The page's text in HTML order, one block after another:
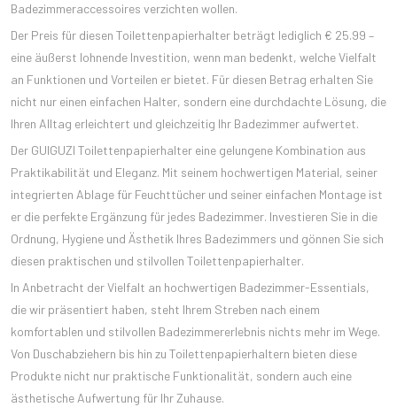
Badezimmeraccessoires verzichten wollen.
Der Preis für diesen Toilettenpapierhalter beträgt lediglich € 25.99 –
eine äußerst lohnende Investition, wenn man bedenkt, welche Vielfalt
an Funktionen und Vorteilen er bietet. Für diesen Betrag erhalten Sie
nicht nur einen einfachen Halter, sondern eine durchdachte Lösung, die
Ihren Alltag erleichtert und gleichzeitig Ihr Badezimmer aufwertet.
Der GUIGUZI Toilettenpapierhalter eine gelungene Kombination aus
Praktikabilität und Eleganz. Mit seinem hochwertigen Material, seiner
integrierten Ablage für Feuchttücher und seiner einfachen Montage ist
er die perfekte Ergänzung für jedes Badezimmer. Investieren Sie in die
Ordnung, Hygiene und Ästhetik Ihres Badezimmers und gönnen Sie sich
diesen praktischen und stilvollen Toilettenpapierhalter.
In Anbetracht der Vielfalt an hochwertigen Badezimmer-Essentials,
die wir präsentiert haben, steht Ihrem Streben nach einem
komfortablen und stilvollen Badezimmererlebnis nichts mehr im Wege.
Von Duschabziehern bis hin zu Toilettenpapierhaltern bieten diese
Produkte nicht nur praktische Funktionalität, sondern auch eine
ästhetische Aufwertung für Ihr Zuhause.